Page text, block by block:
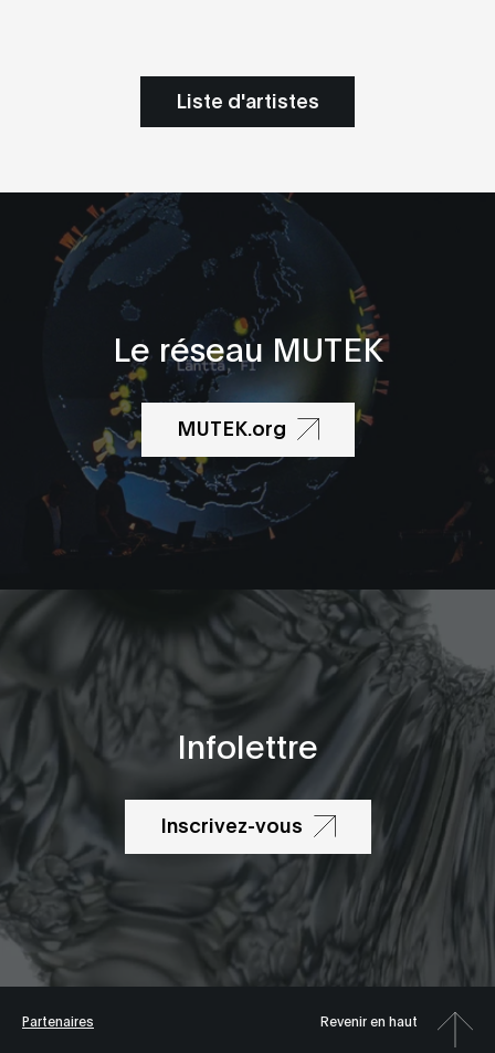
Liste d'artistes
Le réseau MUTEK
MUTEK.org
Infolettre
Inscrivez-vous
Partenaires Revenir en haut